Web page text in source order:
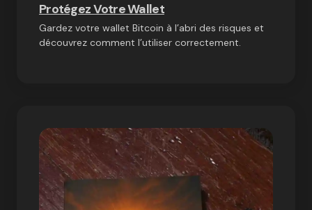
Protégez Votre Wallet
Gardez votre wallet Bitcoin à l’abri des risques et
découvrez comment l’utiliser correctement.